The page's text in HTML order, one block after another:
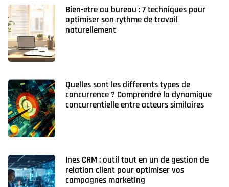
Bien-etre au bureau : 7 techniques pour
optimiser son rythme de travail
naturellement
Quelles sont les differents types de
concurrence ? Comprendre la dynamique
concurrentielle entre acteurs similaires
Ines CRM : outil tout en un de gestion de
relation client pour optimiser vos
campagnes marketing